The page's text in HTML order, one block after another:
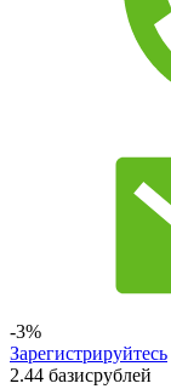
-3%
Зарегистрируйтесь
2.44 базисрублей